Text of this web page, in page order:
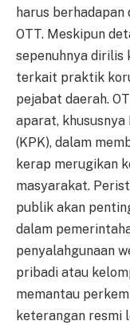
harus
OTT. Meskipun
sepenuhnya dirilis
terkait praktik
pejabat daerah.
aparat,
(KPK), dalam
kerap merugikan
masyarakat.
publik akan
dalam
penyalahgunaan
pribadi atau
memantau
keterangan resmi